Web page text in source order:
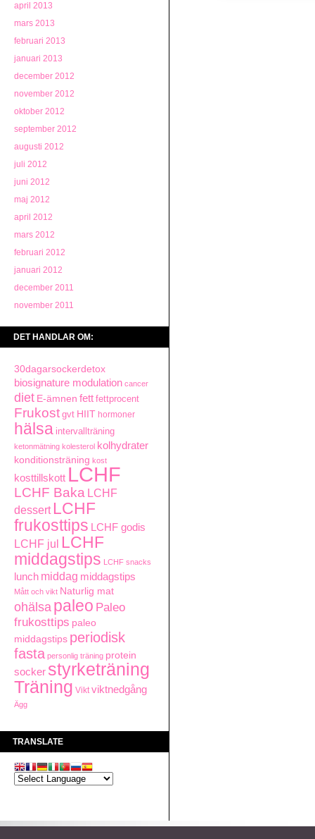
april 2013
mars 2013
februari 2013
januari 2013
december 2012
november 2012
oktober 2012
september 2012
augusti 2012
juli 2012
juni 2012
maj 2012
april 2012
mars 2012
februari 2012
januari 2012
december 2011
november 2011
DET HANDLAR OM:
30dagarsockerdetox
biosignature modulation cancer
diet E-ämnen fett fettprocent
Frukost gvt HIIT hormoner
hälsa intervallträning
ketonmätning kolesterol kolhydrater
konditionsträning kost
kosttillskott LCHF
LCHF Baka LCHF
dessert LCHF
frukosttips
LCHF godis
LCHF jul LCHF
middagstips LCHF snacks
lunch middag middagstips
Mått och vikt Naturlig mat
ohälsa paleo Paleo
frukosttips paleo
middagstips periodisk
fasta personlig träning protein
socker styrketräning
Träning Vikt viktnedgång
Ägg
TRANSLATE